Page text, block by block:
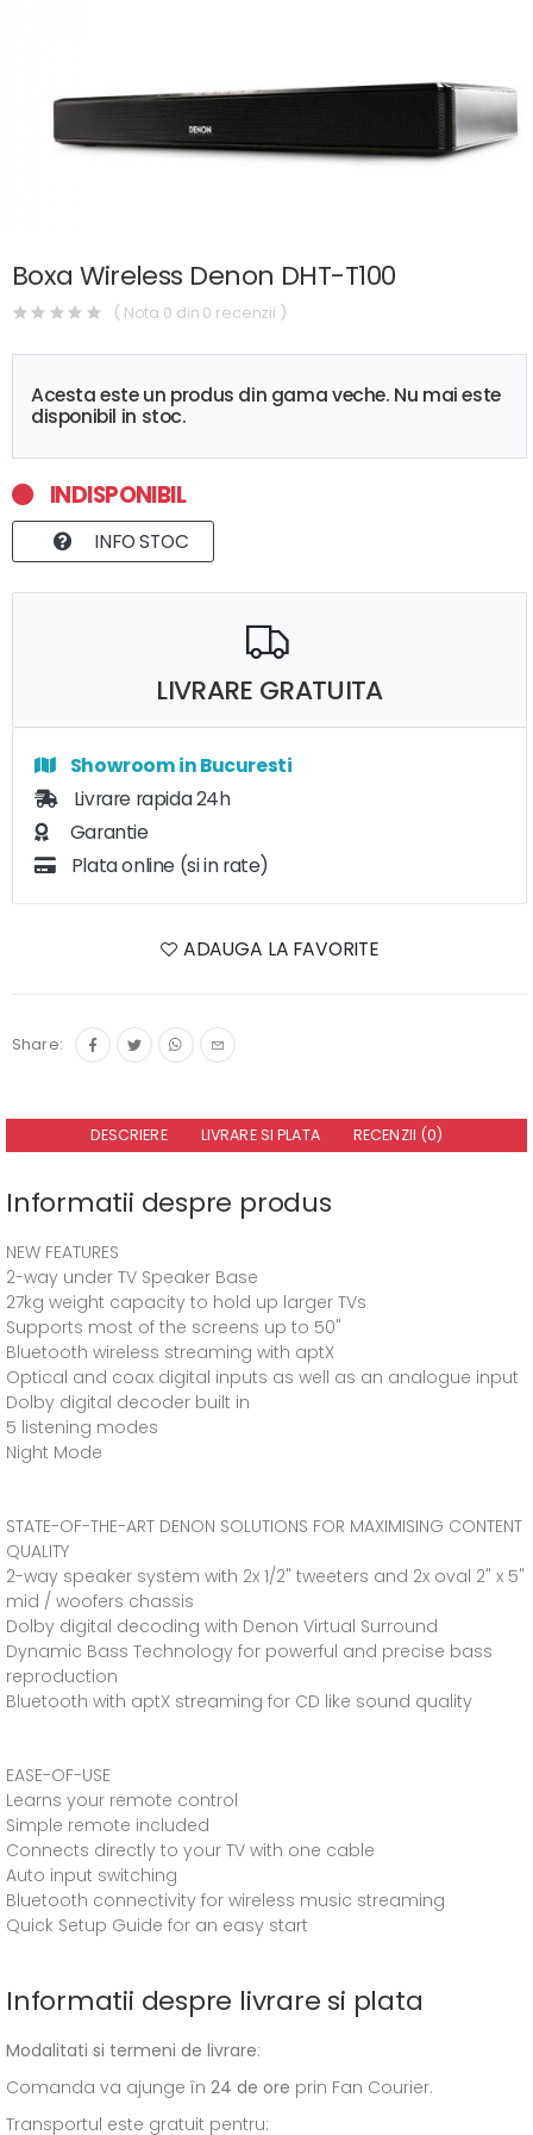
Boxa Wireless Denon DHT-T100
( Nota 0 din 0 recenzii )
Acesta este un produs din gama veche. Nu mai este
disponibil in stoc.
INDISPONIBIL
INFO STOC
LIVRARE GRATUITA
Showroom in Bucuresti
Livrare rapida 24h
Garantie
Plata online (si in rate)
ADAUGA LA FAVORITE
Share:
DESCRIERE LIVRARE SI PLATA RECENZII (0)
Informatii despre produs
NEW FEATURES
2-way under TV Speaker Base
27kg weight capacity to hold up larger TVs
Supports most of the screens up to 50"
Bluetooth wireless streaming with aptX
Optical and coax digital inputs as well as an analogue input
Dolby digital decoder built in
5 listening modes
Night Mode
STATE-OF-THE-ART DENON SOLUTIONS FOR MAXIMISING CONTENT
QUALITY
2-way speaker system with 2x 1/2" tweeters and 2x oval 2" x 5"
mid / woofers chassis
Dolby digital decoding with Denon Virtual Surround
Dynamic Bass Technology for powerful and precise bass
reproduction
Bluetooth with aptX streaming for CD like sound quality
EASE-OF-USE
Learns your remote control
Simple remote included
Connects directly to your TV with one cable
Auto input switching
Bluetooth connectivity for wireless music streaming
Quick Setup Guide for an easy start
Informatii despre livrare si plata
Modalitati si termeni de livrare:
Comanda va ajunge în 24 de ore prin Fan Courier.
Transportul este gratuit pentru: